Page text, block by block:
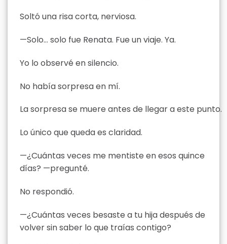
Soltó una risa corta, nerviosa.
—Solo… solo fue Renata. Fue un viaje. Ya.
Yo lo observé en silencio.
No había sorpresa en mí.
La sorpresa se muere antes de llegar a este punto.
Lo único que queda es claridad.
—¿Cuántas veces me mentiste en esos quince
días? —pregunté.
No respondió.
—¿Cuántas veces besaste a tu hija después de
volver sin saber lo que traías contigo?